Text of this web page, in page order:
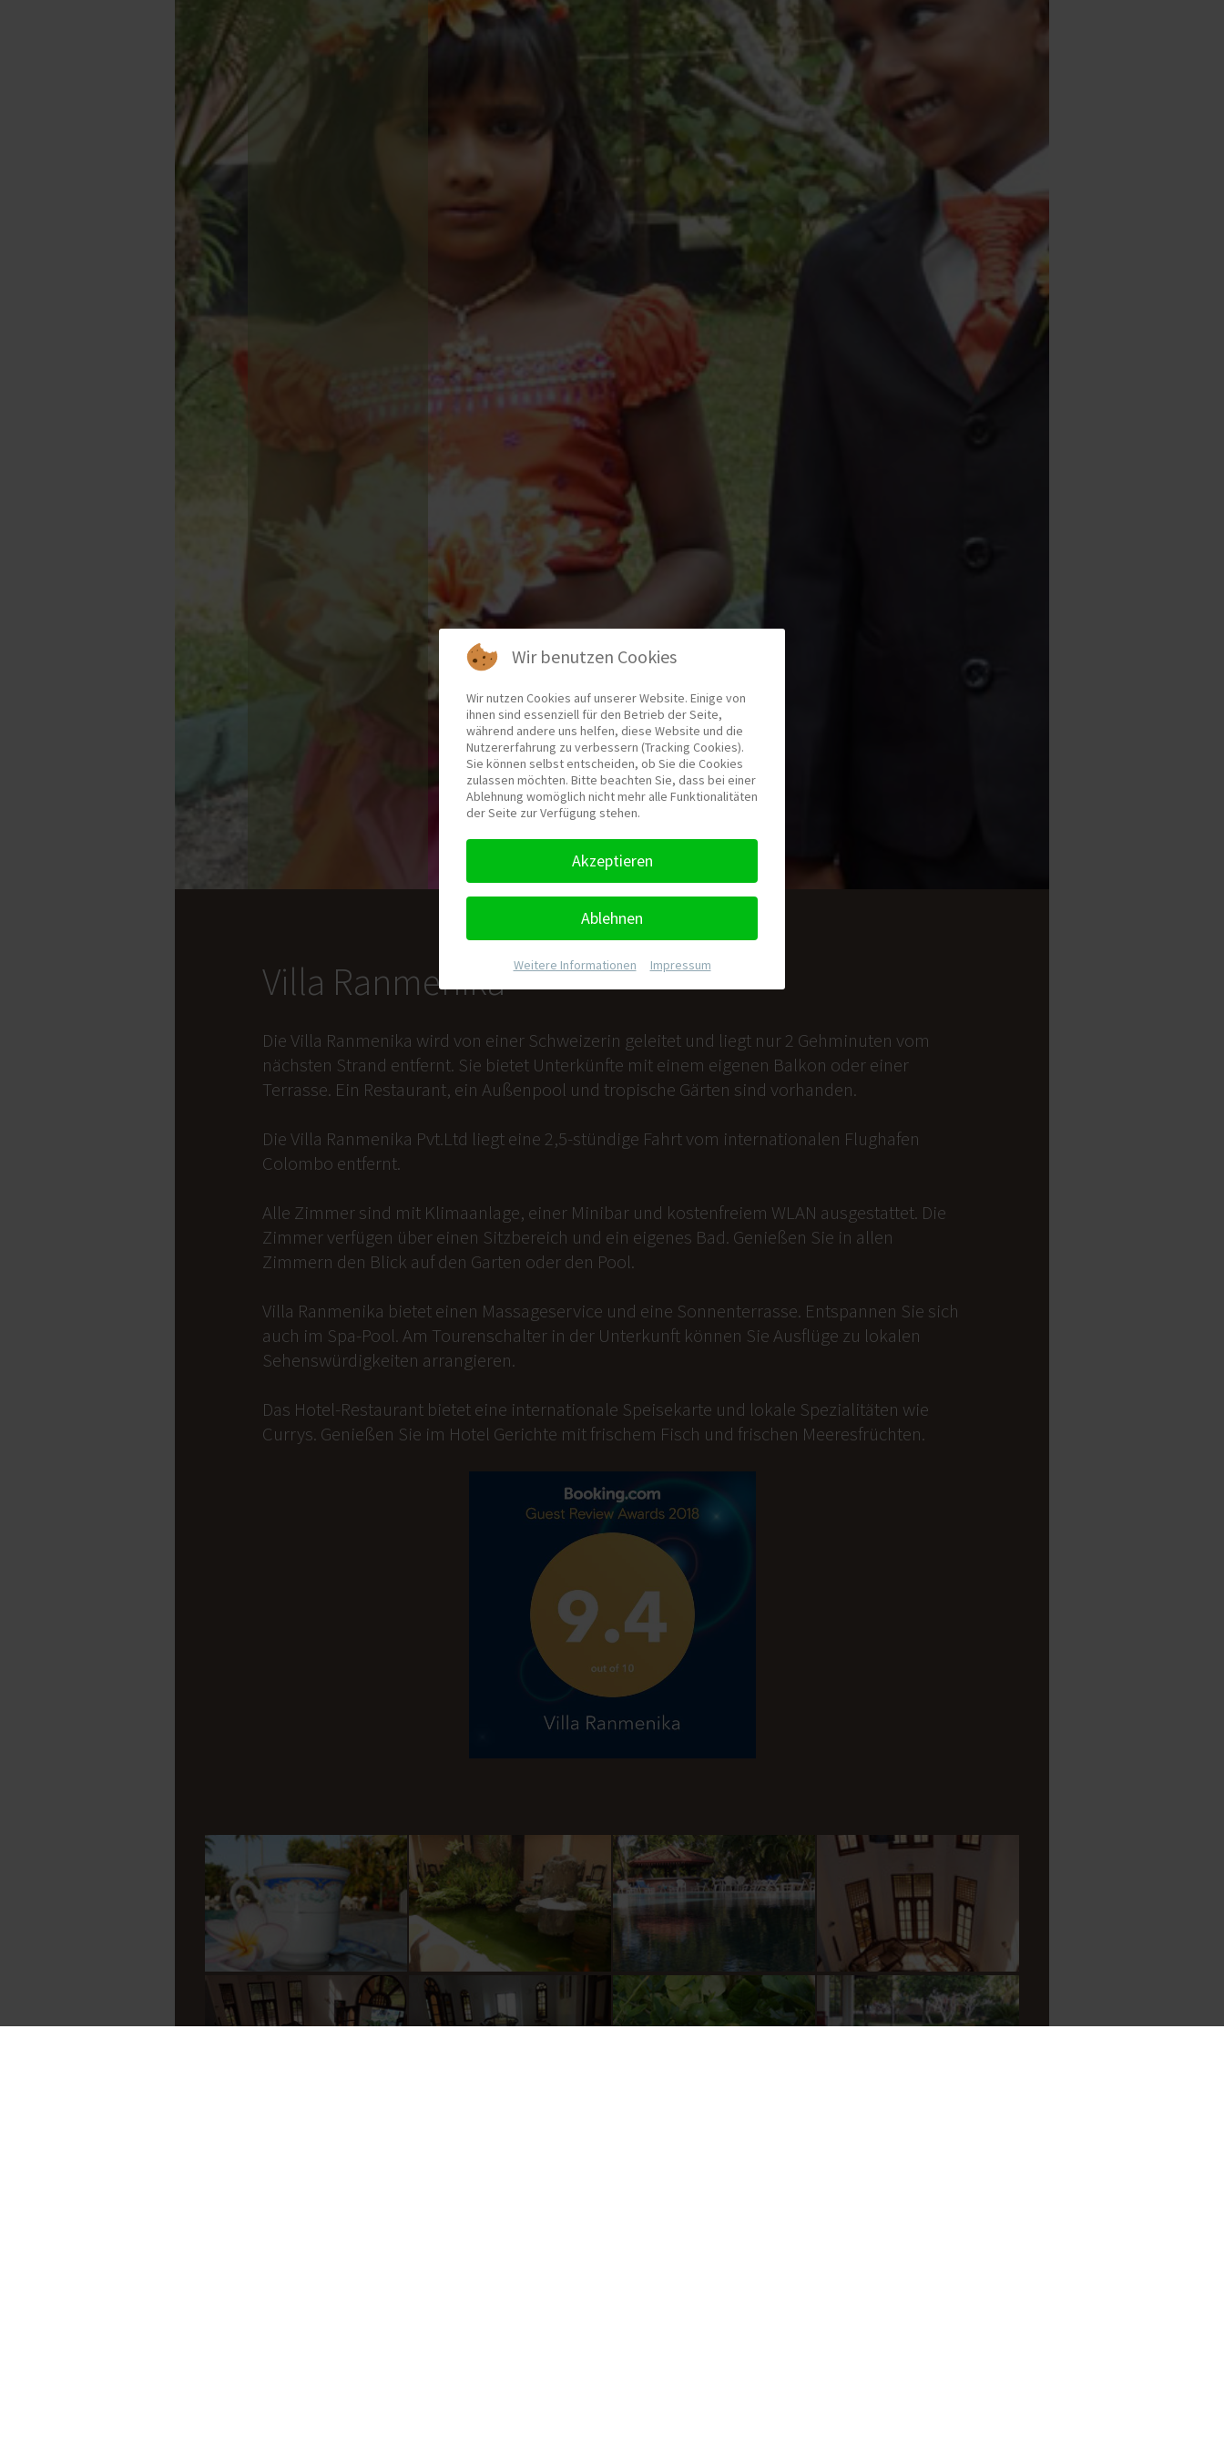
Villa Ranmenika
Die Villa Ranmenika wird von einer Schweizerin geleitet und liegt nur 2 Gehminuten vom
nächsten Strand entfernt. Sie bietet Unterkünfte mit einem eigenen Balkon oder einer
Terrasse. Ein Restaurant, ein Außenpool und tropische Gärten sind vorhanden.
Die Villa Ranmenika Pvt.Ltd liegt eine 2,5-stündige Fahrt vom internationalen Flughafen
Colombo entfernt.
Alle Zimmer sind mit Klimaanlage, einer Minibar und kostenfreiem WLAN ausgestattet. Die
Zimmer verfügen über einen Sitzbereich und ein eigenes Bad. Genießen Sie in allen
Zimmern den Blick auf den Garten oder den Pool.
Villa Ranmenika bietet einen Massageservice und eine Sonnenterrasse. Entspannen Sie sich
auch im Spa-Pool. Am Tourenschalter in der Unterkunft können Sie Ausflüge zu lokalen
Sehenswürdigkeiten arrangieren.
Das Hotel-Restaurant bietet eine internationale Speisekarte und lokale Spezialitäten wie
Currys. Genießen Sie im Hotel Gerichte mit frischem Fisch und frischen Meeresfrüchten.
Wir benutzen Cookies
Wir nutzen Cookies auf unserer Website. Einige von
ihnen sind essenziell für den Betrieb der Seite,
während andere uns helfen, diese Website und die
Nutzererfahrung zu verbessern (Tracking Cookies).
Sie können selbst entscheiden, ob Sie die Cookies
zulassen möchten. Bitte beachten Sie, dass bei einer
Ablehnung womöglich nicht mehr alle Funktionalitäten
der Seite zur Verfügung stehen.
Akzeptieren
Ablehnen
Weitere Informationen Impressum